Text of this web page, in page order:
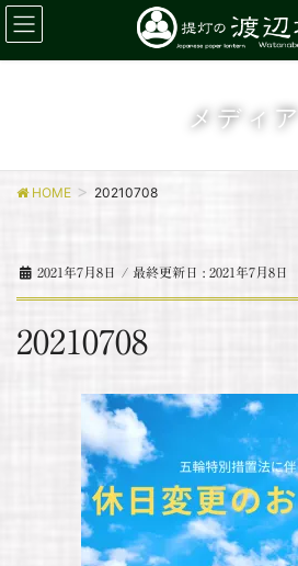
メディア
HOME 20210708
2021年7月8日 / 最終更新日 : 2021年7月8日
20210708